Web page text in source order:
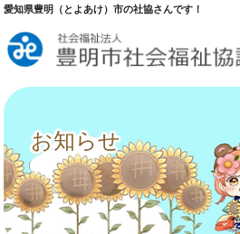
愛知県豊明（とよあけ）市の社協さんです！
お知らせ